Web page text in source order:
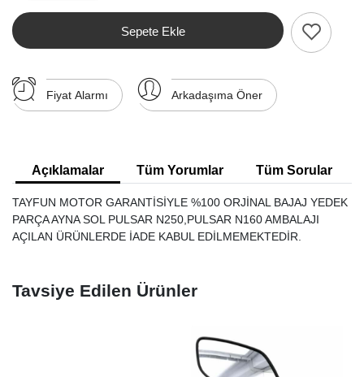
Sepete Ekle
Fiyat Alarmı Arkadaşıma Öner
Açıklamalar Tüm Yorumlar Tüm Sorular
TAYFUN MOTOR GARANTİSİYLE %100 ORJİNAL BAJAJ YEDEK
PARÇA AYNA SOL PULSAR N250,PULSAR N160 AMBALAJI
AÇILAN ÜRÜNLERDE İADE KABUL EDİLMEMEKTEDİR.
Tavsiye Edilen Ürünler